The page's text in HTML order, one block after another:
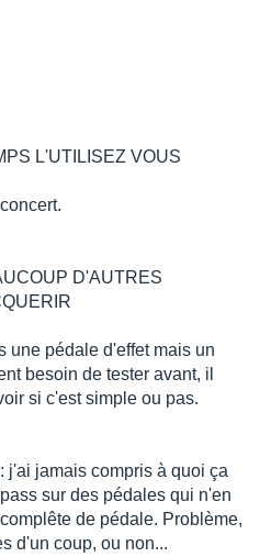
L'UTILISEZ VOUS
D'AUTRES
une pédale d'effet mais un
besoin de tester avant, il
si c'est simple ou pas.
j'ai jamais compris à quoi ça
sur des pédales qui n'en
de pédale. Problème,
d'un coup, ou non...